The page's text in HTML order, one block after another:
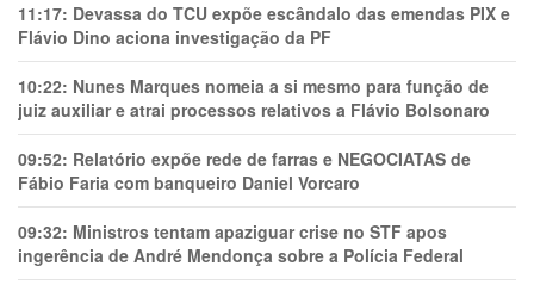
11:17: Devassa do TCU expõe escândalo das emendas PIX e
Flávio Dino aciona investigação da PF
10:22: Nunes Marques nomeia a si mesmo para função de
juiz auxiliar e atrai processos relativos a Flávio Bolsonaro
09:52: Relatório expõe rede de farras e NEGOCIATAS de
Fábio Faria com banqueiro Daniel Vorcaro
09:32: Ministros tentam apaziguar crise no STF apos
ingerência de André Mendonça sobre a Polícia Federal